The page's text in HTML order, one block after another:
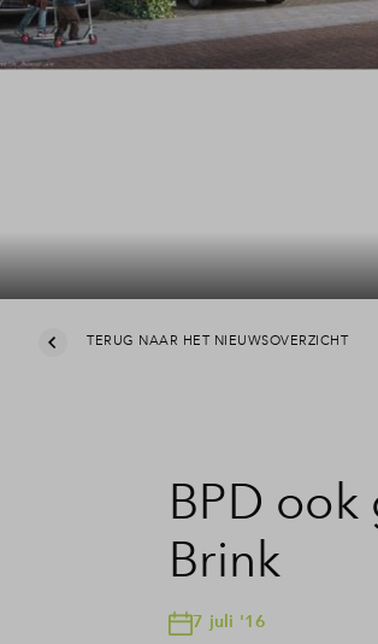
Geschiedenis
TERUG NAAR HET NIEUWSOVERZICHT
BPD
Brink
7 juli '16